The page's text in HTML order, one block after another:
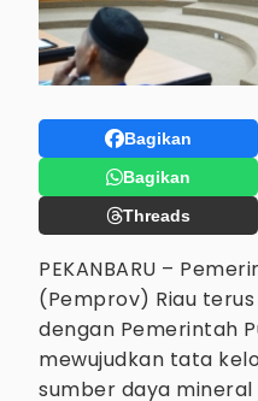
Bagikan
Bagikan
Threads
PEKANBARU –
(Pemprov) Riau
dengan Pemerintah
mewujudkan tata
sumber daya